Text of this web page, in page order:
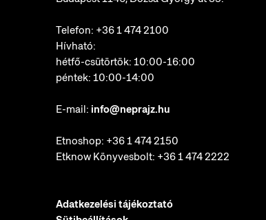
Telefon: +36 1 474 2100
Hívható:
hétfő-csütörtök: 10:00-16:00
péntek: 10:00-14:00
E-mail: info@neprajz.hu
Etnoshop: +36 1 474 2150
Etknow Könyvesbolt: +36 1 474 2222
Adatkezelési tájékoztató